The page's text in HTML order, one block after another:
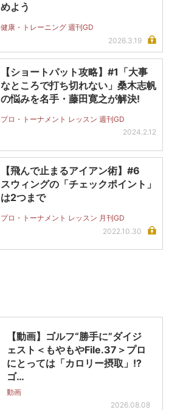
めよう
健康・トレーニング 週刊GD
2026.3.19
【ショートパット攻略】#1「大事
なところで打ち切れない」桑木志帆
の悩みを名手・藤田寛之が解決!
プロ・トーナメント レッスン 週刊GD
2024.2.12
【飛んで止まるアイアン術】#6
スウィングの「チェックポイント」
は2つまで
プロ・トーナメント レッスン 月刊GD
2022.10.30
【動画】ゴルフ“勝手に”ダイジ
ェスト＜もやもやFile.37＞プロ
にとっては「カロリー摂取」!?
ゴ…
動画
2026.08.08